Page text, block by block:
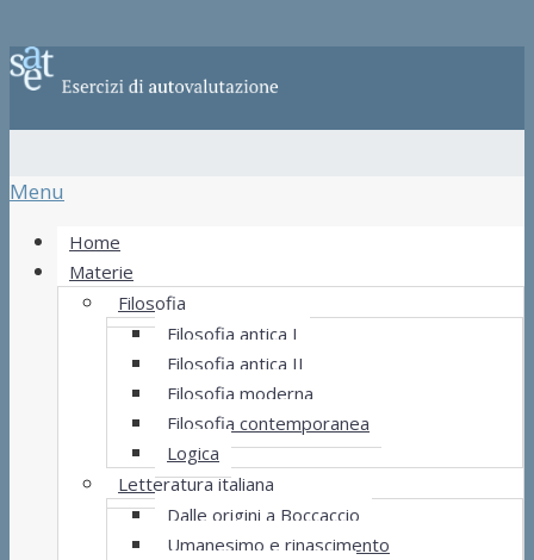
Menu
Home
Materie
Filosofia
Filosofia antica I
Filosofia antica II
Filosofia moderna
Filosofia contemporanea
Logica
Letteratura italiana
Dalle origini a Boccaccio
Umanesimo e rinascimento